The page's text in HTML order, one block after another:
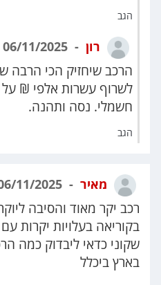
הגב
רון
הרכב שיחזיק הכי הרבה
לשרוף עשרות אלפי ₪ על
חשמלי. נסה ותהנה.
הגב
מאיר
רכב יקר מאוד והסיבה
בקוריאה בעלויות יקרות
שקוני כדאי ליבדוק כמה
בארץ ביכלל